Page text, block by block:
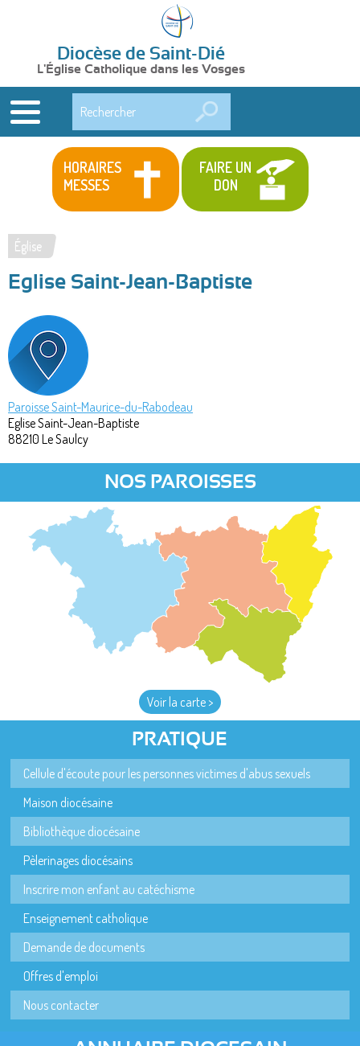
Diocèse de Saint-Dié
L'Église Catholique dans les Vosges
HORAIRES
MESSES
FAIRE UN
DON
Vous
êtes
ici
Église
Eglise Saint-Jean-Baptiste
Paroisse Saint-Maurice-du-Rabodeau
Eglise Saint-Jean-Baptiste
88210 Le Saulcy
NOS PAROISSES
Voir la carte >
PRATIQUE
Cellule d'écoute pour les personnes victimes d'abus sexuels
Maison diocésaine
Bibliothèque diocésaine
Pèlerinages diocésains
Inscrire mon enfant au catéchisme
Enseignement catholique
Demande de documents
Offres d'emploi
Nous contacter